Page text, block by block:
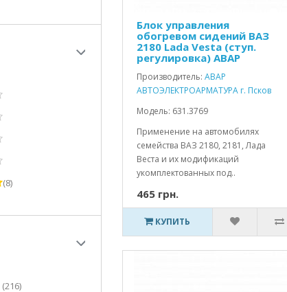
(8)
(216)
Блок управления
обогревом сидений ВАЗ
2180 Lada Vesta (ступ.
регулировка) АВАР
Производитель: АВАР
АВТОЭЛЕКТРОАРМАТУРА г. Псков
Модель: 631.3769
Применение на автомобилях
семейства ВАЗ 2180, 2181, Лада
Веста и их модификаций
укомплектованных под..
465 грн.
КУПИТЬ